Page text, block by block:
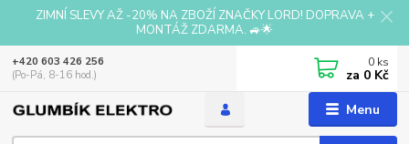
ZIMNÍ SLEVY AŽ -20% NA ZBOŽÍ ZNAČKY LORD! DOPRAVA +
MONTÁŽ ZDARMA. 🚙🌟
Menu
+420 603 426 256
(Po-Pá, 8-16 hod.)
0 ks
za 0 Kč